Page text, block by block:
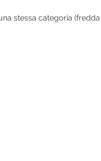
stessa categoria